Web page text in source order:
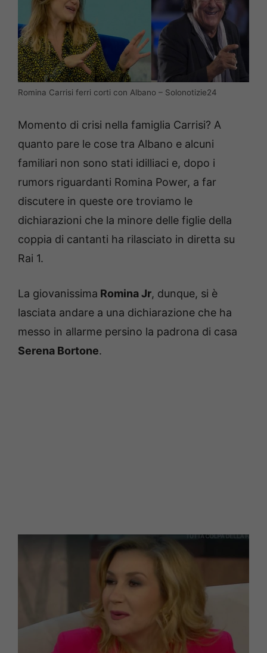
Romina Carrisi ferri corti con Albano – Solonotizie24
Momento di crisi nella famiglia Carrisi? A
quanto pare le cose tra Albano e alcuni
familiari non sono stati idilliaci e, dopo i
rumors riguardanti Romina Power, a far
discutere in queste ore troviamo le
dichiarazioni che la minore delle figlie della
coppia di cantanti ha rilasciato in diretta su
Rai 1.
La giovanissima Romina Jr, dunque, si è
lasciata andare a una dichiarazione che ha
messo in allarme persino la padrona di casa
Serena Bortone.